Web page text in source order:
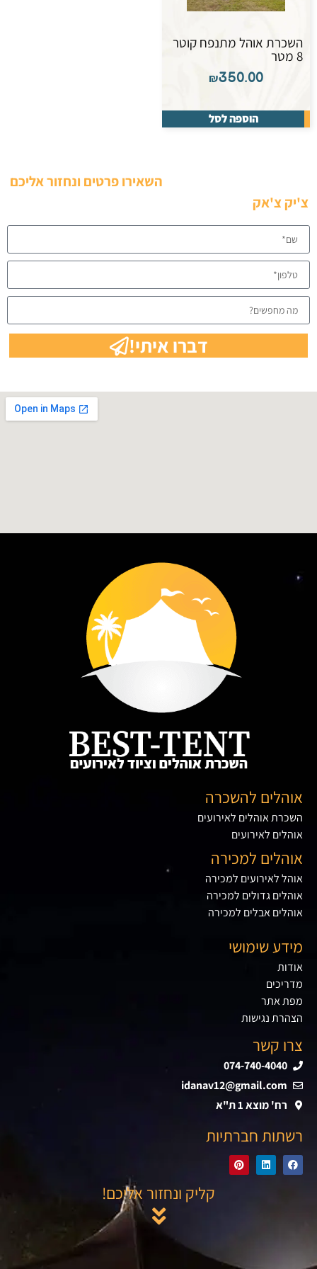
השכרת אוהל מתנפח קוטר
8 מטר
₪350.00
הוספה לסל
השאירו פרטים ונחזור אליכם
צ'יק צ'אק
דברו איתי!
אוהלים להשכרה
השכרת אוהלים לאירועים
אוהלים לאירועים
אוהלים למכירה
אוהל לאירועים למכירה
אוהלים גדולים למכירה
אוהלים אבלים למכירה
מידע שימושי
אודות
מדריכים
מפת אתר
הצהרת נגישות
צרו קשר
074-740-4040
idanav12@gmail.com
רח' מוצא 1 ת"א
רשתות חברתיות
קליק ונחזור אליכם!